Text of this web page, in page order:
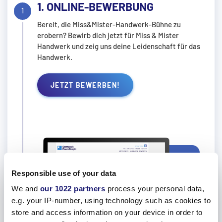
Responsible use of your data
We and our 1022 partners process your personal data,
e.g. your IP-number, using technology such as cookies to
store and access information on your device in order to
1. ONLINE-BEWERBUNG
Bereit, die Miss&Mister-Handwerk-Bühne zu
erobern? Bewirb dich jetzt für Miss & Mister
Handwerk und zeig uns deine Leidenschaft für das
Handwerk.
JETZT BEWERBEN!